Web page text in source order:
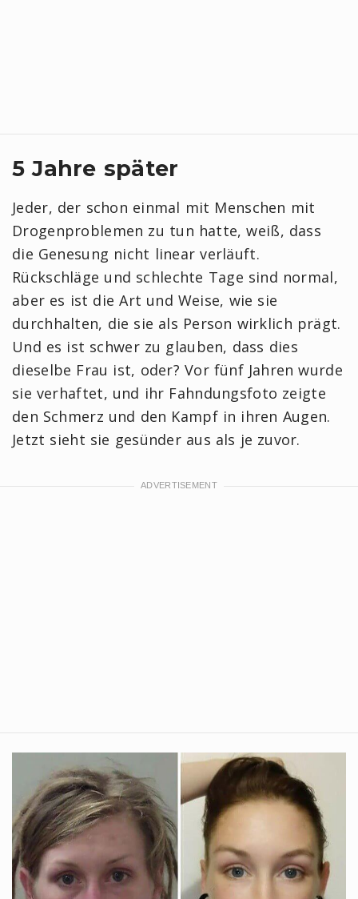
5 Jahre später
Jeder, der schon einmal mit Menschen mit
Drogenproblemen zu tun hatte, weiß, dass
die Genesung nicht linear verläuft.
Rückschläge und schlechte Tage sind normal,
aber es ist die Art und Weise, wie sie
durchhalten, die sie als Person wirklich prägt.
Und es ist schwer zu glauben, dass dies
dieselbe Frau ist, oder? Vor fünf Jahren wurde
sie verhaftet, und ihr Fahndungsfoto zeigte
den Schmerz und den Kampf in ihren Augen.
Jetzt sieht sie gesünder aus als je zuvor.